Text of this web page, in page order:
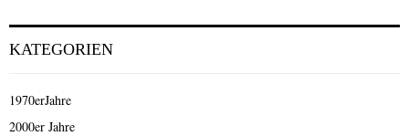
KATEGORIEN
1970erJahre
2000er Jahre